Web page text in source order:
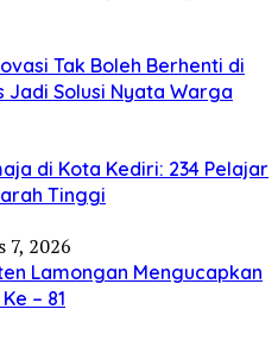
Tak Boleh Berhenti di
Jadi Solusi Nyata Warga
di Kota Kediri: 234 Pelajar
Tinggi
7, 2026
Lamongan Mengucapkan
– 81